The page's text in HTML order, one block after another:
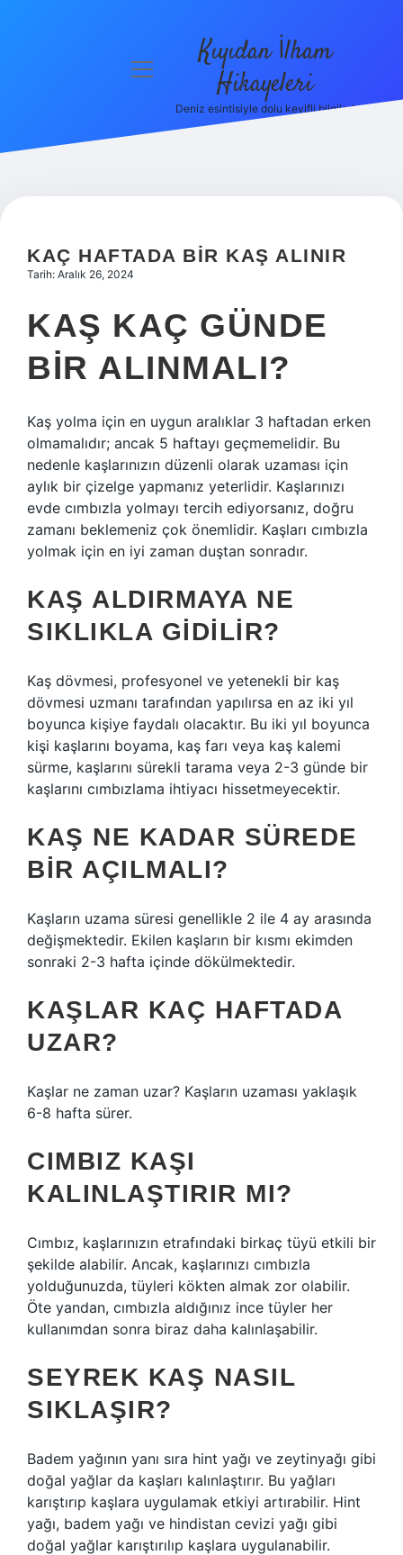
Hakkımızda
menüyü
Kıyıdan İlham
Hikayeleri
Deniz esintisiyle dolu keyifli bilgiler!
KAÇ HAFTADA BIR KAŞ ALINIR
Tarih: Aralık 26, 2024
KAŞ KAÇ GÜNDE
BIR ALINMALI?
Kaş yolma için en uygun aralıklar 3 haftadan erken
olmamalıdır; ancak 5 haftayı geçmemelidir. Bu
nedenle kaşlarınızın düzenli olarak uzaması için
aylık bir çizelge yapmanız yeterlidir. Kaşlarınızı
evde cımbızla yolmayı tercih ediyorsanız, doğru
zamanı beklemeniz çok önemlidir. Kaşları cımbızla
yolmak için en iyi zaman duştan sonradır.
KAŞ ALDIRMAYA NE
SIKLIKLA GIDILIR?
Kaş dövmesi, profesyonel ve yetenekli bir kaş
dövmesi uzmanı tarafından yapılırsa en az iki yıl
boyunca kişiye faydalı olacaktır. Bu iki yıl boyunca
kişi kaşlarını boyama, kaş farı veya kaş kalemi
sürme, kaşlarını sürekli tarama veya 2-3 günde bir
kaşlarını cımbızlama ihtiyacı hissetmeyecektir.
KAŞ NE KADAR SÜREDE
BIR AÇILMALI?
Kaşların uzama süresi genellikle 2 ile 4 ay arasında
değişmektedir. Ekilen kaşların bir kısmı ekimden
sonraki 2-3 hafta içinde dökülmektedir.
KAŞLAR KAÇ HAFTADA
UZAR?
Kaşlar ne zaman uzar? Kaşların uzaması yaklaşık
6-8 hafta sürer.
CIMBIZ KAŞI
KALINLAŞTIRIR MI?
Cımbız, kaşlarınızın etrafındaki birkaç tüyü etkili bir
şekilde alabilir. Ancak, kaşlarınızı cımbızla
yolduğunuzda, tüyleri kökten almak zor olabilir.
Öte yandan, cımbızla aldığınız ince tüyler her
kullanımdan sonra biraz daha kalınlaşabilir.
SEYREK KAŞ NASIL
SIKLAŞIR?
Badem yağının yanı sıra hint yağı ve zeytinyağı gibi
doğal yağlar da kaşları kalınlaştırır. Bu yağları
karıştırıp kaşlara uygulamak etkiyi artırabilir. Hint
yağı, badem yağı ve hindistan cevizi yağı gibi
doğal yağlar karıştırılıp kaşlara uygulanabilir.